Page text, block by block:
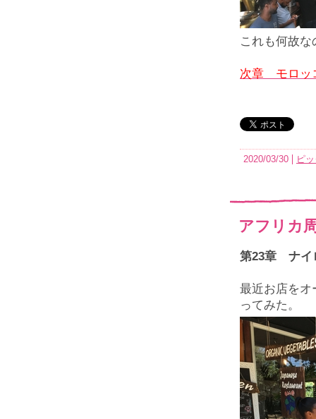
これも何故
次章 モロッ
2020/03/30 ピ
アフリカ
第23章 ナイ
最近お店をオ
ってみた。